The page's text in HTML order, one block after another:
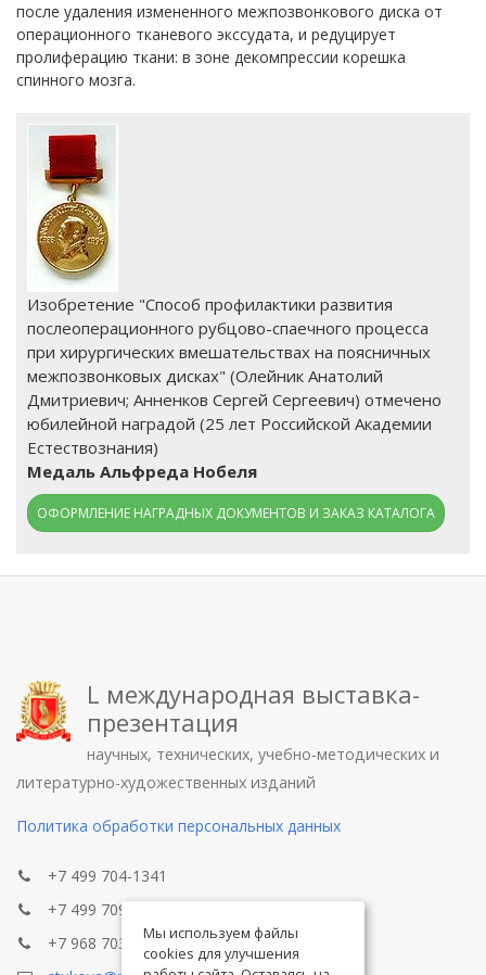
после удаления измененного межпозвонкового диска от
операционного тканевого экссудата, и редуцирует
пролиферацию ткани: в зоне декомпрессии корешка
спинного мозга.
Изобретение "Способ профилактики развития
послеоперационного рубцово-спаечного процесса
при хирургических вмешательствах на поясничных
межпозвонковых дисках" (Олейник Анатолий
Дмитриевич; Анненков Сергей Сергеевич) отмечено
юбилейной наградой (25 лет Российской Академии
Естествознания)
Медаль Альфреда Нобеля
ОФОРМЛЕНИЕ НАГРАДНЫХ ДОКУМЕНТОВ И ЗАКАЗ КАТАЛОГА
L международная выставка-
презентация
научных, технических, учебно-методических и
литературно-художественных изданий
Политика обработки персональных данных
+7 499 704-1341
+7 499 709-8104
+7 968 703-8433Мы используем файлы
cookies для улучшения